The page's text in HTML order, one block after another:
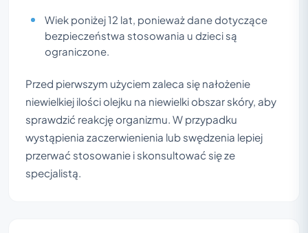
Wiek poniżej 12 lat, ponieważ dane dotyczące
bezpieczeństwa stosowania u dzieci są
ograniczone.
Przed pierwszym użyciem zaleca się nałożenie
niewielkiej ilości olejku na niewielki obszar skóry, aby
sprawdzić reakcję organizmu. W przypadku
wystąpienia zaczerwienienia lub swędzenia lepiej
przerwać stosowanie i skonsultować się ze
specjalistą.